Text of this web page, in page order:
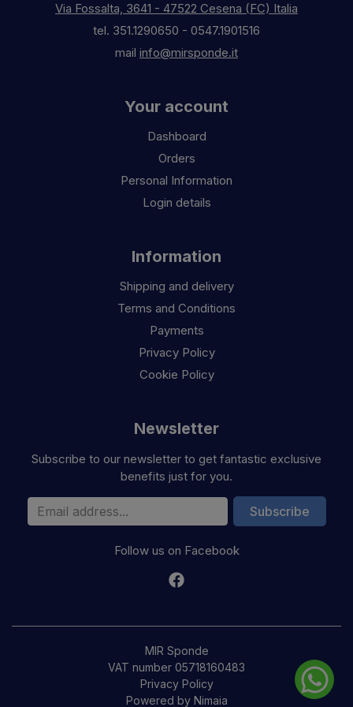
Via Fossalta, 3641 - 47522 Cesena (FC) Italia
tel. 351.1290650 - 0547.1901516
mail info@mirsponde.it
Your account
Dashboard
Orders
Personal Information
Login details
Information
Shipping and delivery
Terms and Conditions
Payments
Privacy Policy
Cookie Policy
Newsletter
Subscribe to our newsletter to get fantastic exclusive
benefits just for you.
Email Address Subscribe
Follow us on Facebook
MIR Sponde
VAT number 05718160483
Privacy Policy
Powered by Nimaia